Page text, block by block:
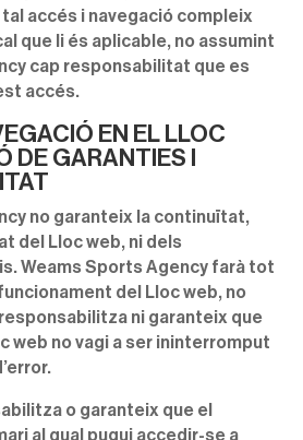
accés i navegació compleix
que li és aplicable, no assumint
cap responsabilitat que es
accés.
EN EL LLOC
DE GARANTIES I
no garanteix la continuïtat,
del Lloc web, ni dels
Weams Sports Agency farà tot
del Lloc web, no
ni garanteix que
web no vagi a ser ininterromput
o garanteix que el
al qual pugui accedir-se a